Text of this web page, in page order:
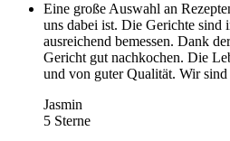
Eine große Auswahl an
uns dabei ist. Die Gerichte sind
ausreichend bemessen. Dank
Gericht gut nachkochen. Die
und von guter Qualität. Wir sind
Jasmin
5 Sterne